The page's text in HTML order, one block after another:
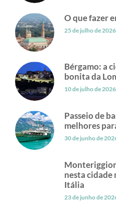
O que fazer
25 de julho de 2026
Bérgamo: a
bonita da
10 de julho de 2026
Passeio de
melhores
30 de junho de
nesta cidade
Itália
23 de junho de